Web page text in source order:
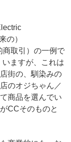
の）
取引）の一例で
ますが、これは
街の、馴染みの
のオジちゃん／
商品を選んでい
CCそのものと